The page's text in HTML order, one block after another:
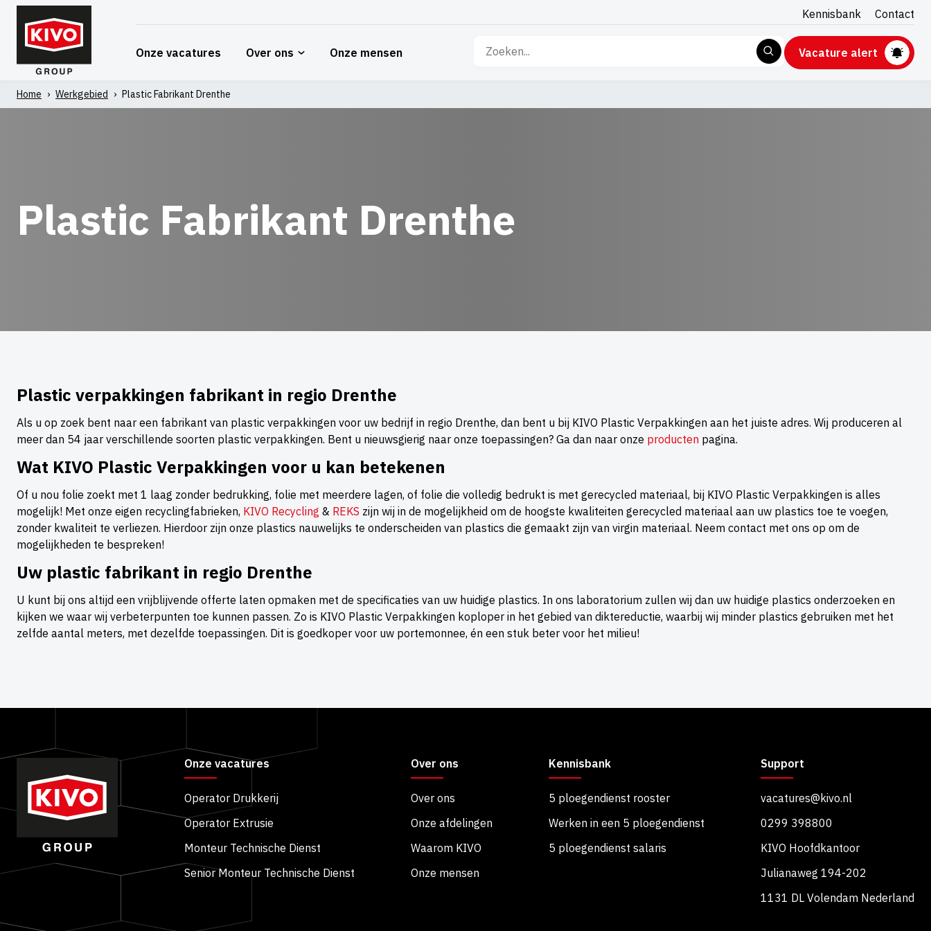
Skip
content
Kennisbank Contact
Onze vacatures Over ons Onze mensen
Zoeken
Vacature alert
Home › Werkgebied › Plastic Fabrikant Drenthe
Plastic Fabrikant Drenthe
Plastic verpakkingen fabrikant in regio Drenthe
Als u op zoek bent naar een fabrikant van plastic verpakkingen voor uw bedrijf in regio Drenthe, dan bent u bij KIVO Plastic Verpakkingen aan het juiste adres. Wij produceren al
meer dan 54 jaar verschillende soorten plastic verpakkingen. Bent u nieuwsgierig naar onze toepassingen? Ga dan naar onze producten pagina.
Wat KIVO Plastic Verpakkingen voor u kan betekenen
Of u nou folie zoekt met 1 laag zonder bedrukking, folie met meerdere lagen, of folie die volledig bedrukt is met gerecycled materiaal, bij KIVO Plastic Verpakkingen is alles
mogelijk! Met onze eigen recyclingfabrieken, KIVO Recycling & REKS zijn wij in de mogelijkheid om de hoogste kwaliteiten gerecycled materiaal aan uw plastics toe te voegen,
zonder kwaliteit te verliezen. Hierdoor zijn onze plastics nauwelijks te onderscheiden van plastics die gemaakt zijn van virgin materiaal. Neem contact met ons op om de
mogelijkheden te bespreken!
Uw plastic fabrikant in regio Drenthe
U kunt bij ons altijd een vrijblijvende offerte laten opmaken met de specificaties van uw huidige plastics. In ons laboratorium zullen wij dan uw huidige plastics onderzoeken en
kijken we waar wij verbeterpunten toe kunnen passen. Zo is KIVO Plastic Verpakkingen koploper in het gebied van diktereductie, waarbij wij minder plastics gebruiken met het
zelfde aantal meters, met dezelfde toepassingen. Dit is goedkoper voor uw portemonnee, én een stuk beter voor het milieu!
Onze vacatures
Operator Drukkerij
Operator Extrusie
Monteur Technische Dienst
Senior Monteur Technische Dienst
Over ons
Over ons
Onze afdelingen
Waarom KIVO
Onze mensen
Kennisbank
5 ploegendienst rooster
Werken in een 5 ploegendienst
5 ploegendienst salaris
Support
vacatures@kivo.nl
0299 398800
KIVO Hoofdkantoor
Julianaweg 194-202
1131 DL Volendam Nederland